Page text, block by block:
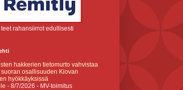
rahansiirrot edullisesti
hakkerien tietomurto vahvistaa
suoran osallisuuden Kiovan
hyökkäyksissä
- 8/7/2026 - MV-toimitus